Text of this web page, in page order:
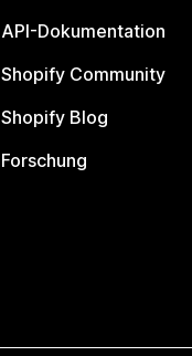
API-Dokumentation
Shopify Community
Shopify Blog
Forschung